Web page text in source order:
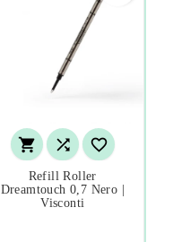
  
Refill Roller
Dreamtouch 0,7 Nero |
Visconti